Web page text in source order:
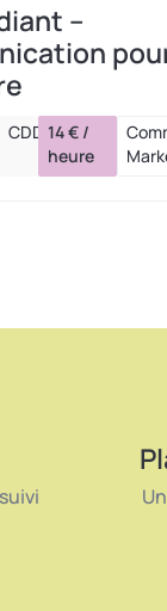
–
CDD 14 € /
heure